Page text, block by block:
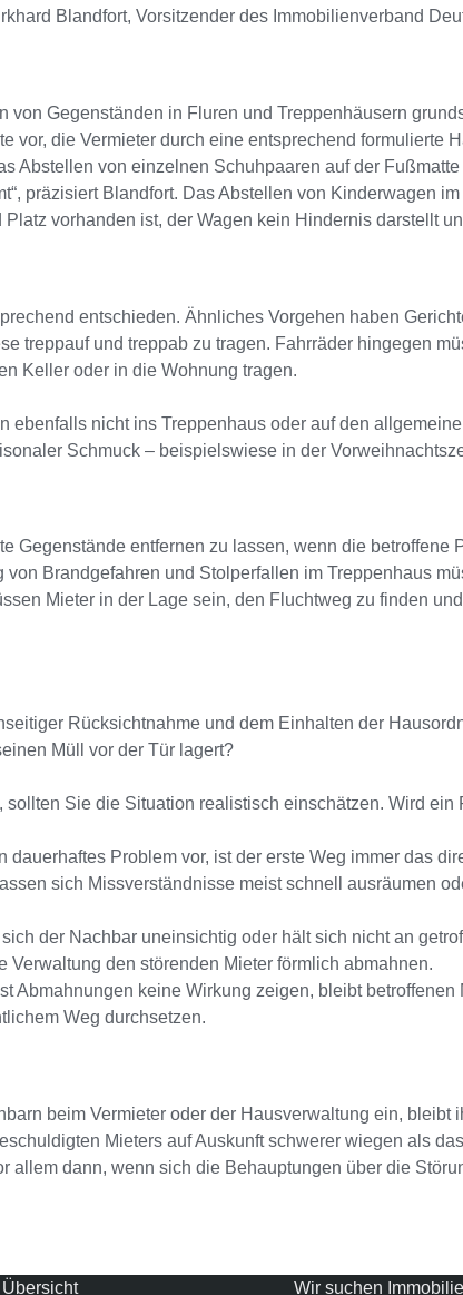
Blandfort, Vorsitzender des Immobilienverband
Gegenständen in Fluren und Treppenhäusern
vor, die Vermieter durch eine entsprechend formulierte
Abstellen von einzelnen Schuhpaaren auf der
präzisiert Blandfort. Das Abstellen von Kinderwagen
vorhanden ist, der Wagen kein Hindernis darstellt
entschieden. Ähnliches Vorgehen haben
treppauf und treppab zu tragen. Fahrräder hingegen
Keller oder in die Wohnung tragen.
nicht ins Treppenhaus oder auf den
Schmuck – beispielswiese in der
Gegenstände entfernen zu lassen, wenn die
Brandgefahren und Stolperfallen im Treppenhaus
Mieter in der Lage sein, den Fluchtweg zu finden
Rücksichtnahme und dem Einhalten der
Müll vor der Tür lagert?
sollten Sie die Situation realistisch einschätzen. Wird
dauerhaftes Problem vor, ist der erste Weg immer das
sich Missverständnisse meist schnell ausräumen
der Nachbar uneinsichtig oder hält sich nicht an
den störenden Mieter förmlich abmahnen.
Abmahnungen keine Wirkung zeigen, bleibt
Weg durchsetzen.
beim Vermieter oder der Hausverwaltung ein, bleibt
Mieters auf Auskunft schwerer wiegen als
allem dann, wenn sich die Behauptungen über die
Übersicht Wir suchen